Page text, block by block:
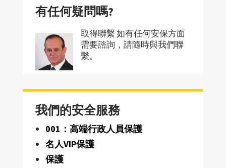
有任何疑問嗎?
取得聯繫 如有任何安保方面
需要諮詢，請隨時與我們聯
繫。
我們的安全服務
001：高端行政人員保護
名人VIP保護
保護